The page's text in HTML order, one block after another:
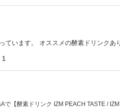
ています。 オススメの酵素ドリンク
1
で【酵素ドリンク IZM PEACH TASTE /